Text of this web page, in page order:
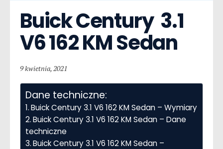
Buick Century  3.1
V6 162 KM Sedan
9 kwietnia, 2021
Dane techniczne:
Buick Century 3.1 V6 162 KM Sedan – Wymiary
Buick Century 3.1 V6 162 KM Sedan – Dane
techniczne
Buick Century 3.1 V6 162 KM Sedan –